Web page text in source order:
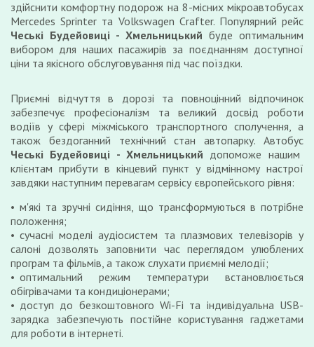
здійснити комфортну подорож на 8-місних мікроавтобусах
Mercedes Sprinter та Volkswagen Crafter. Популярний рейс
Чеські Будейовиці - Хмельницький буде оптимальним
вибором для наших пасажирів за поєднанням доступної
ціни та якісного обслуговування під час поїздки.
Приємні відчуття в дорозі та повноцінний відпочинок
забезпечує професіоналізм та великий досвід роботи
водіїв у сфері міжміського транспортного сполучення, а
також бездоганний технічний стан автопарку. Автобус
Чеські Будейовиці - Хмельницький допоможе нашим
клієнтам прибути в кінцевий пункт у відмінному настрої
завдяки наступним перевагам сервісу європейського рівня:
м'які та зручні сидіння, що трансформуються в потрібне
положення;
сучасні моделі аудіосистем та плазмових телевізорів у
салоні дозволять заповнити час переглядом улюблених
програм та фільмів, а також слухати приємні мелодії;
оптимальний режим температури встановлюється
обігрівачами та кондиціонерами;
доступ до безкоштовного Wi-Fi та індивідуальна USB-
зарядка забезпечують постійне користування гаджетами
для роботи в інтернеті.